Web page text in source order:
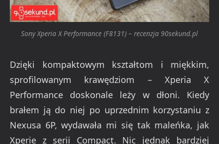
Sony Xperia X Performance (F8131) – recenzja 90sekund.pl
Dzięki kompaktowym kształtom i miękkim,
sprofilowanym krawędziom – Xperia X
Performance doskonale leży w dłoni. Kiedy
brałem ją do niej po uprzednim korzystaniu z
Nexusa 6P, wydawała mi się tak maleńka, jak
Xperie z serii Compact. Nic jednak bardziej